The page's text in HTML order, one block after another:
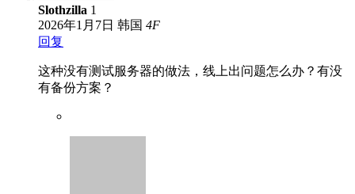
Slothzilla 1
2026年1月7日 韩国 4F
回复
这种没有测试服务器的做法，线上出问题怎么办？有没
有备份方案？